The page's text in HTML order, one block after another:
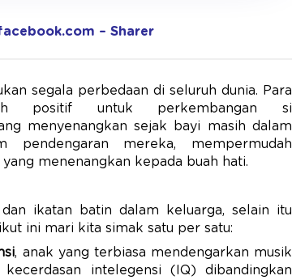
– Sharer
segala perbedaan di seluruh dunia. Para
positif untuk perkembangan si
menyenangkan sejak bayi masih dalam
pendengaran mereka, mempermudah
menenangkan kepada buah hati.
ikatan batin dalam keluarga, selain itu
ini mari kita simak satu per satu:
, anak yang terbiasa mendengarkan musik
intelegensi (IQ) dibandingkan